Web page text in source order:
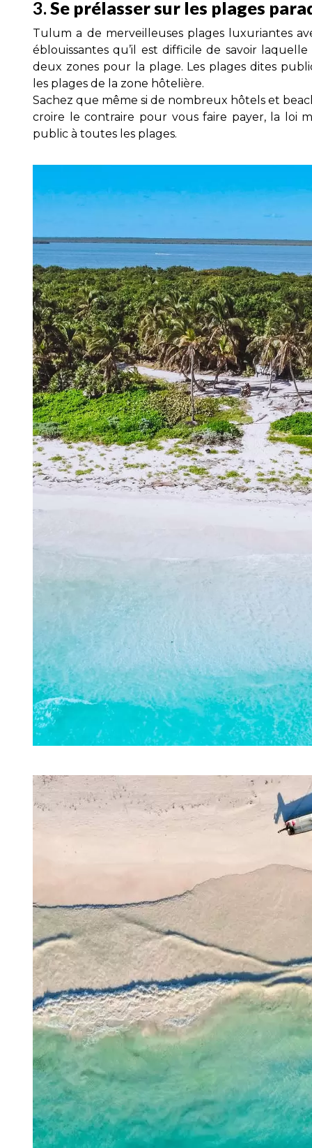
3.Se prélasser sur les plages
Tulum a de merveilleuses plages luxuriantes
éblouissantes qu’il est difficile de savoir
deux zones pour la plage. Les plages dites
les plages de la zone hôtelière.
Sachez que même si de nombreux hôtels et
croire le contraire pour vous faire payer, la loi
public à toutes les plages.